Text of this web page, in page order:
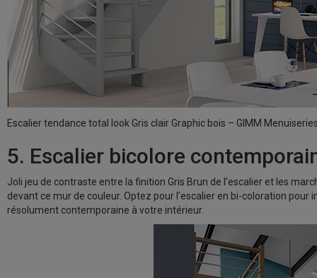
Escalier tendance total look Gris clair Graphic bois – GIMM
5. Escalier bicolore
Joli jeu de contraste entre la finition Gris Brun de l’escalier et les
devant ce mur de couleur. Optez pour l’escalier en bi-coloration
résolument contemporaine à votre intérieur.